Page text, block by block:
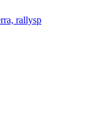
rallysp